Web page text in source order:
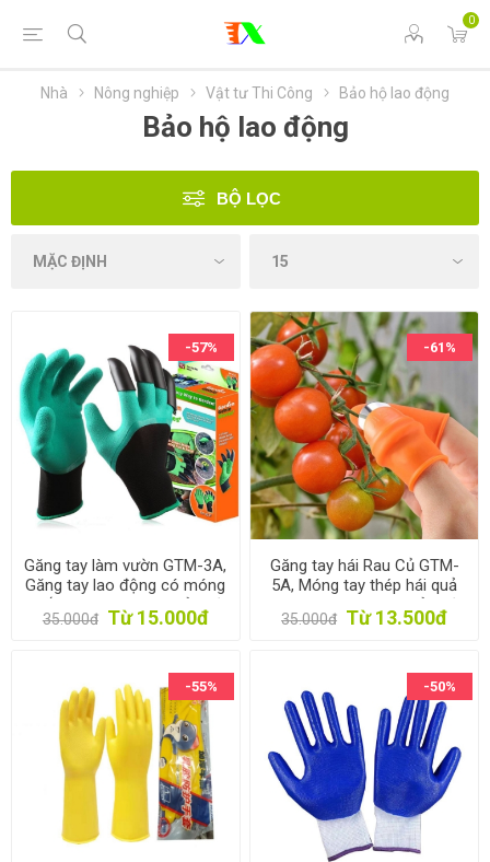
0
Nhà Nông nghiệp Vật tư Thi Công Bảo hộ lao động
Bảo hộ lao động
BỘ LỌC
-57%
Găng tay làm vườn GTM-3A,
Găng tay lao động có móng
vuốt nhựa, Găng tay bảo hộ
35.000đ Từ 15.000đ
-61%
Găng tay hái Rau Củ GTM-
5A, Móng tay thép hái quả
nhặt rau , Găng tay bảo hộ
35.000đ Từ 13.500đ
-55% -50%